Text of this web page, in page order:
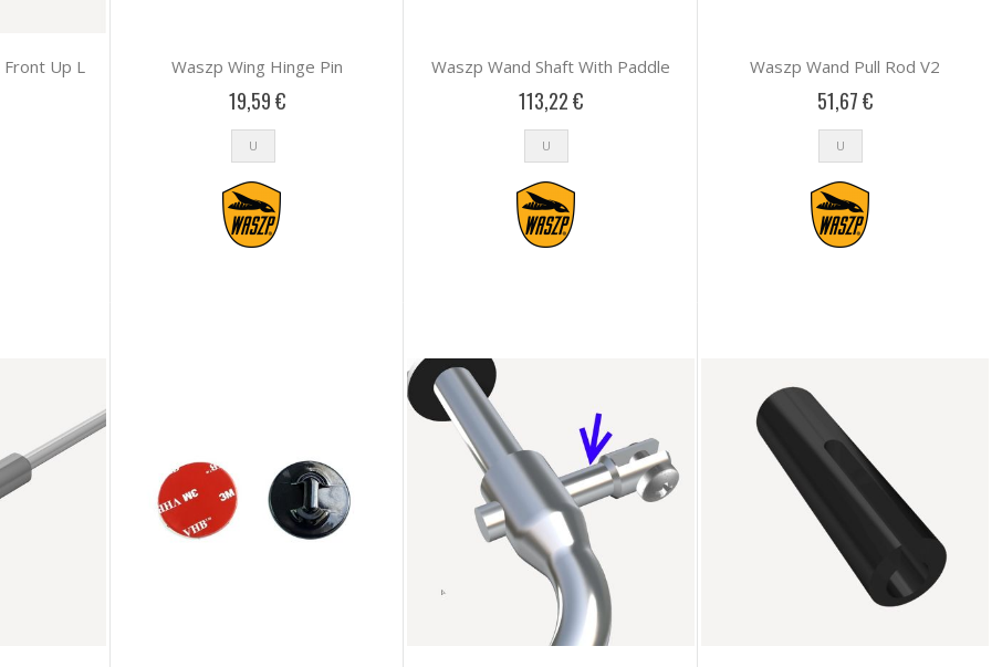
Up L Waszp Wing Hinge Pin
19,59 €
U
Waszp Wand Shaft With Paddle
113,22 €
U
Waszp Wand Pull Rod V2
51,67 €
U